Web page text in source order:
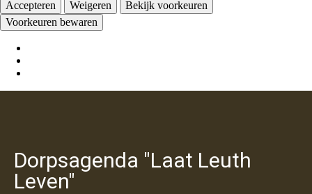
Accepteren Weigeren
Bekijk voorkeuren
Voorkeuren bewaren
Dorpsagenda "Laat Leuth
Leven"